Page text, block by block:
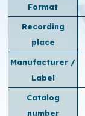
Format
Recording
place
Manufacturer /
Label
Catalog
number